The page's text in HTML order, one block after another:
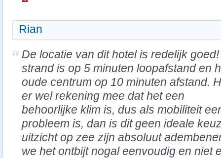
Rian
De locatie van dit hotel is redelijk
strand is op 5 minuten loopafstand en
oude centrum op 10 minuten afstand.
er wel rekening mee dat het een
behoorlijke klim is, dus als mobiliteit
probleem is, dan is dit geen ideale
uitzicht op zee zijn absoluut
we het ontbijt nogal eenvoudig en niet